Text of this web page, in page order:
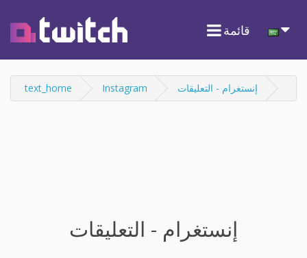
قائمة
text_home Instagram إنستغرام - التعليقات
إنستغرام - التعليقات